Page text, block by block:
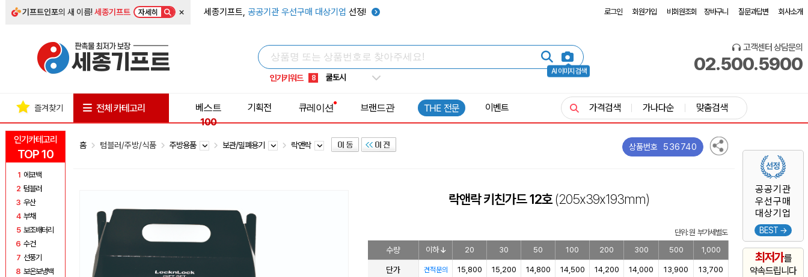
기프트인포의 새 이름!세종기프트 자세히 × 세종기프트, 공공기관 우선구매 대상기업 선정! 로그인 회원가입 비회원조회 장바구니 질문과답변 회사소개
AI 이미지 검색
인기키워드
5 키캡
8 쿨토시
9 넥쿨러
1 선풍기
고객센터 상담문의
02.500.5900
인기카테고리
TOP 10
1 에코백
2 텀블러
3 우산
4 부채
5 보조배터리
6 수건
7 선풍기
8 보온보냉백
공공기관
우선구매
대상기업
BEST →
최저가를
약속드립니다
즐겨찾기 전체 카테고리
베스트
100
기획전 큐레이션 브랜드관 THE 전문 이벤트 가격검색 가나다순 맞춤검색
홈 텀블러/주방/식품 주방용품 보관/밀폐용기 락앤락 상품번호 536740
락앤락 키친가드 12호(205x39x193mm)
단위: 원 부가세별도
수량 이하 20 30 50 100 200 300 500 1,000
단가 견적문의 15,800 15,200 14,800 14,500 14,200 14,000 13,900 13,700